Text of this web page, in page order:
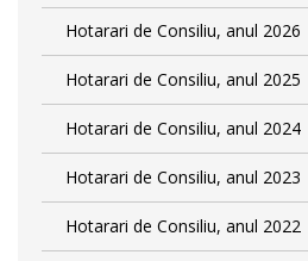
Hotarari de Consiliu, anul 2026
Hotarari de Consiliu, anul 2025
Hotarari de Consiliu, anul 2024
Hotarari de Consiliu, anul 2023
Hotarari de Consiliu, anul 2022